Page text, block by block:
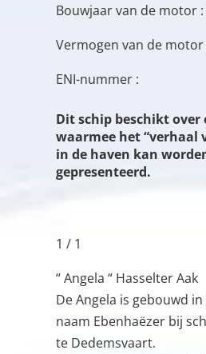
Bouwjaar van de motor :
Vermogen van de motor
ENI-nummer :
Dit schip beschikt over
waarmee het “verhaal
in de haven kan
gepresenteerd.
1 / 1
“ Angela “ Hasselter Aak
De Angela is gebouwd
naam Ebenhaëzer bij
te Dedemsvaart.